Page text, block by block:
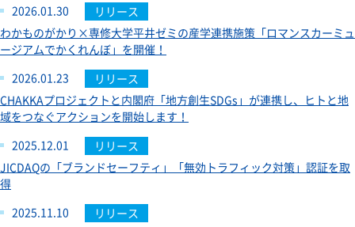
2026.01.30
リリース
わかものがかり×専修大学平井ゼミの産学連携施策「ロマンスカーミュ
ージアムでかくれんぼ」を開催！
2026.01.23
リリース
CHAKKAプロジェクトと内閣府「地方創生SDGs」が連携し、ヒトと地
域をつなぐアクションを開始します！
2025.12.01
リリース
JICDAQの「ブランドセーフティ」「無効トラフィック対策」認証を取
得
2025.11.10
リリース